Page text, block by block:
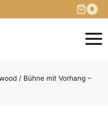
0
/ Bühne mit Vorhang –